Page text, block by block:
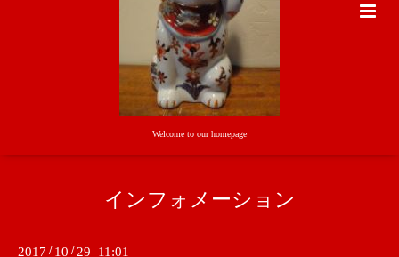
Welcome to our homepage
インフォメーション
2017 / 10 / 29 11:01